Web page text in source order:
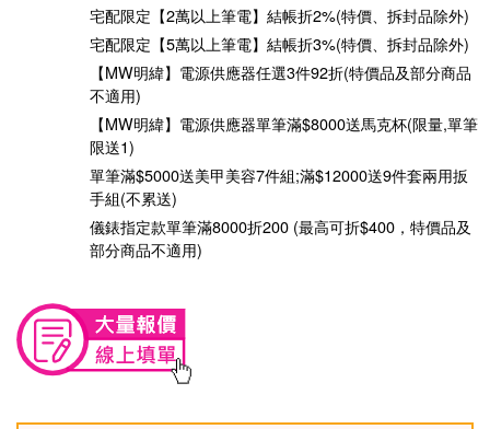
宅配限定【2萬以上筆電】結帳折2%(特價、拆封品除外)
宅配限定【5萬以上筆電】結帳折3%(特價、拆封品除外)
【MW明緯】電源供應器任選3件92折(特價品及部分商品
不適用)
【MW明緯】電源供應器單筆滿$8000送馬克杯(限量,單筆
限送1)
單筆滿$5000送美甲美容7件組;滿$12000送9件套兩用扳
手組(不累送)
儀錶指定款單筆滿8000折200 (最高可折$400，特價品及
部分商品不適用)